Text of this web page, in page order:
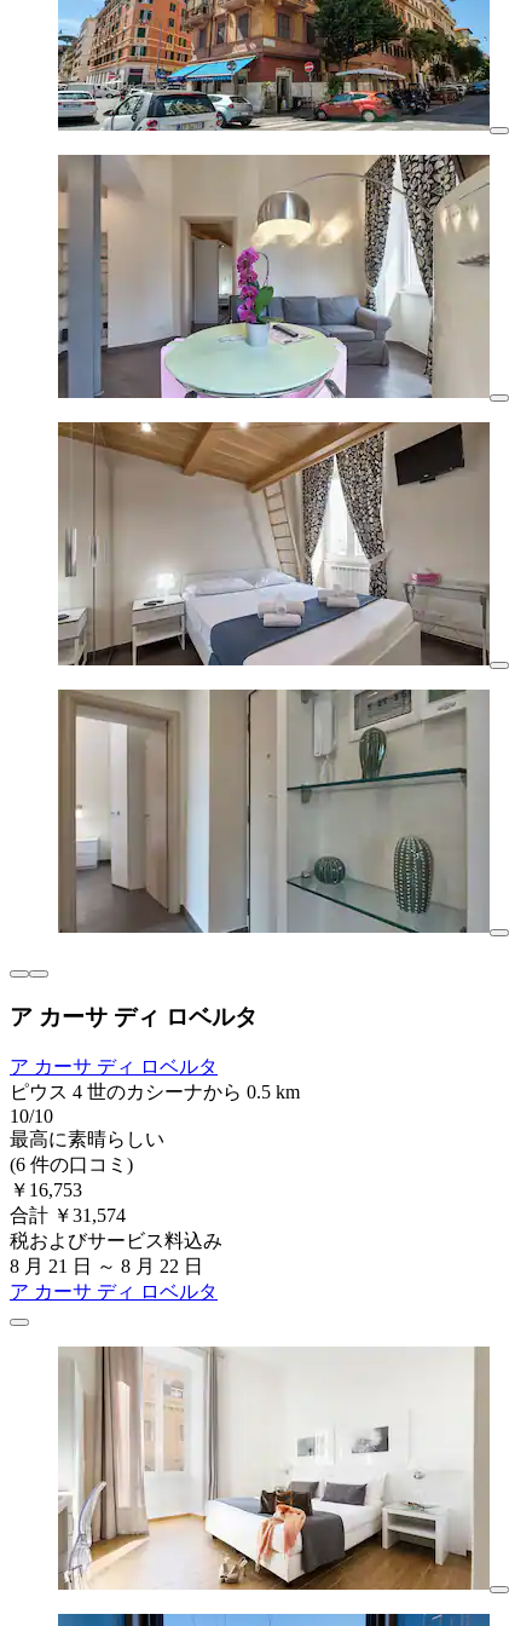
ア カーサ ディ ロベルタ
ア カーサ ディ ロベルタ
ピウス 4 世のカシーナから 0.5 km
10/10
最高に素晴らしい
(6 件の口コミ)
￥16,753
合計 ￥31,574
税およびサービス料込み
8 月 21 日 ～ 8 月 22 日
ア カーサ ディ ロベルタ